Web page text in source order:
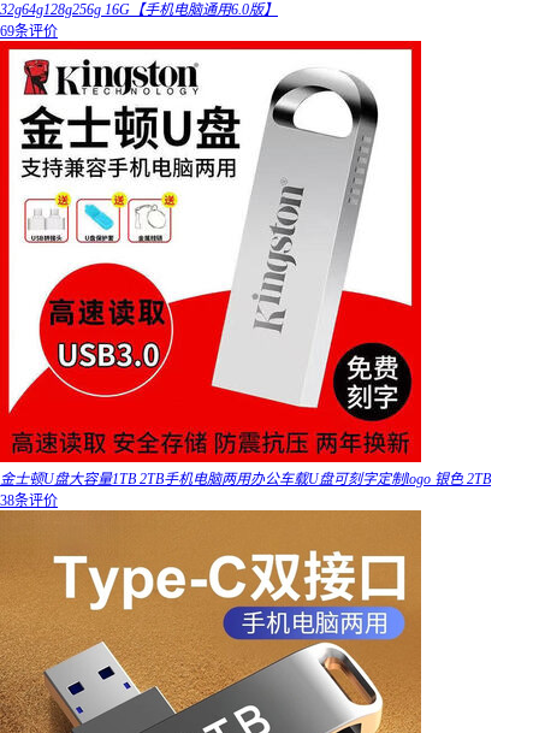
32g64g128g256g 16G【手机电脑通用6.0版】
69条评价
金士顿U盘大容量1TB 2TB手机电脑两用办公车载U盘可刻字定制logo 银色 2TB
38条评价